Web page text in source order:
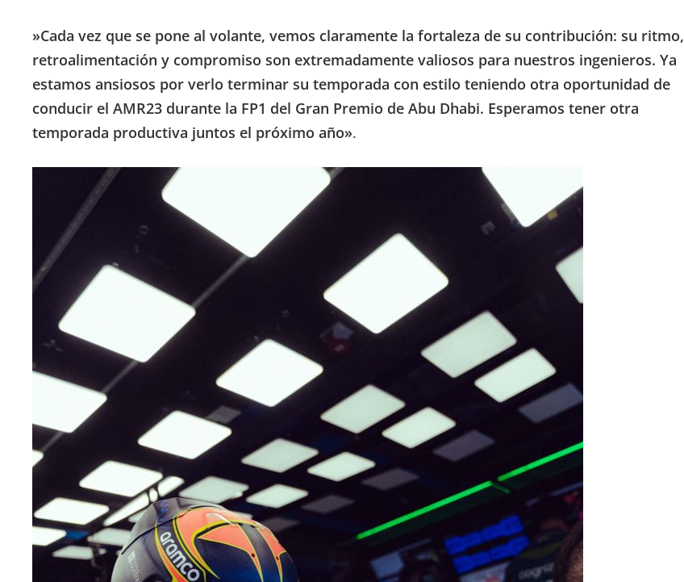
»Cada vez que se pone al volante, vemos claramente la fortaleza de su contribución: su ritmo,
retroalimentación y compromiso son extremadamente valiosos para nuestros ingenieros. Ya
estamos ansiosos por verlo terminar su temporada con estilo teniendo otra oportunidad de
conducir el AMR23 durante la FP1 del Gran Premio de Abu Dhabi. Esperamos tener otra
temporada productiva juntos el próximo año».